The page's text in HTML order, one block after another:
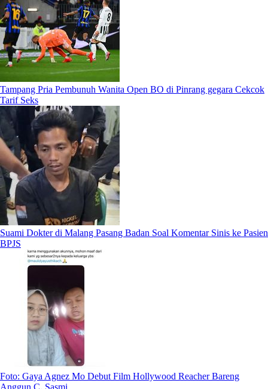
Tampang Pria Pembunuh Wanita Open BO di Pinrang gegara Cekcok
Tarif Seks
Suami Dokter di Malang Pasang Badan Soal Komentar Sinis ke Pasien
BPJS
Foto: Gaya Agnez Mo Debut Film Hollywood Reacher Bareng
Anggun C. Sasmi